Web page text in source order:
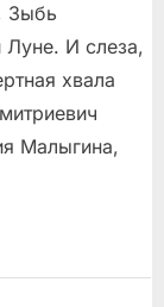
Зыбь
И слеза,
хвала
Малыгина,